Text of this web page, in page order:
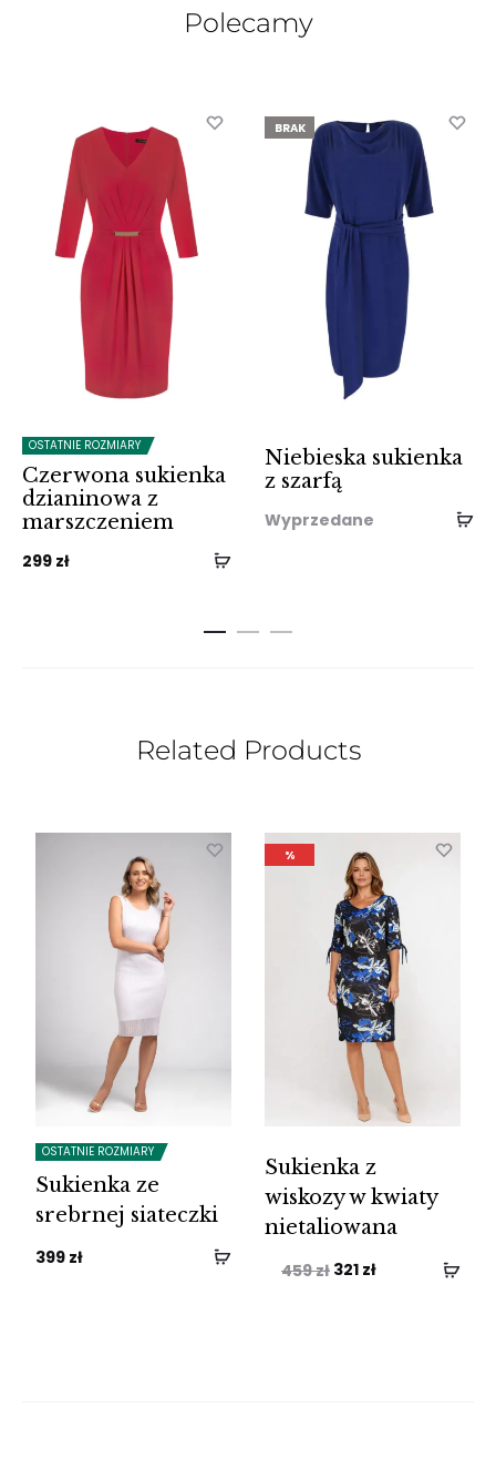
Polecamy
OSTATNIE ROZMIARY
Czerwona sukienka
dzianinowa z
marszczeniem
299 zł
BRAK
Niebieska sukienka
z szarfą
Wyprzedane
Related Products
OSTATNIE ROZMIARY
Sukienka ze
srebrnej siateczki
399 zł
%
Sukienka z
wiskozy w kwiaty
nietaliowana
459zł Pierwotna
321 złAktualna